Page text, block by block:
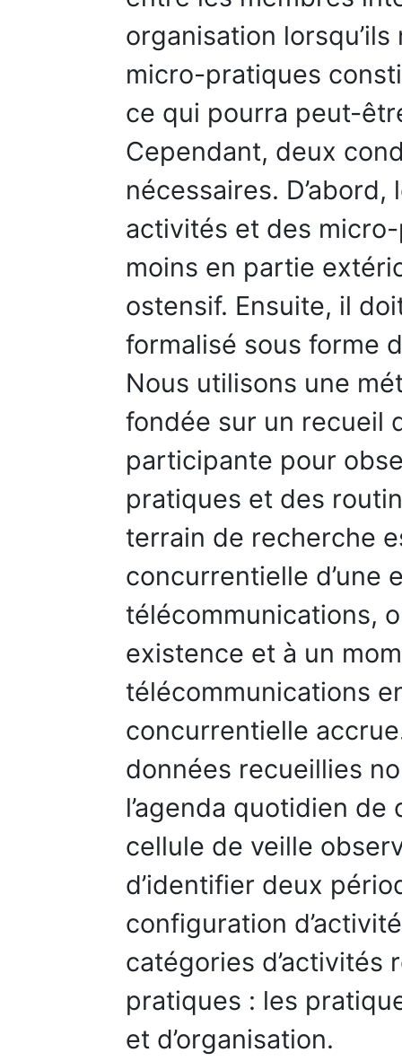
organisation
micro-pratiques
ce qui pourra peut-
Cependant, deux
nécessaires.
activités et des
moins en partie
ostensif. Ensuite, il
formalisé sous forme
Nous utilisons une
fondée sur un recueil
participante pour
pratiques et des
terrain de recherche
concurrentielle d’une
télécommunications,
existence et à un
télécommunications
concurrentielle
données recueillies
l’agenda quotidien
cellule de veille
d’identifier deux
configuration
catégories d’activités
pratiques : les
et d’organisation.